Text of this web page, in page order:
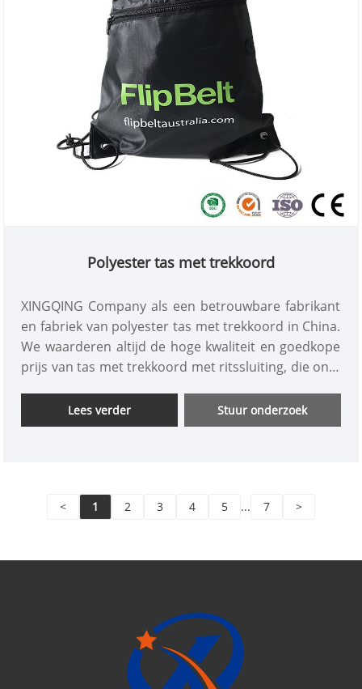
Polyester tas met trekkoord
XINGQING Company als een betrouwbare fabrikant
en fabriek van polyester tas met trekkoord in China.
We waarderen altijd de hoge kwaliteit en goedkope
prijs van tas met trekkoord met ritssluiting, die one-
hopen uw meest betrouwbare zakenpartner en
leverancier te worden!
Lees verder Stuur onderzoek
< 1 2 3 4 5 ... 7 >